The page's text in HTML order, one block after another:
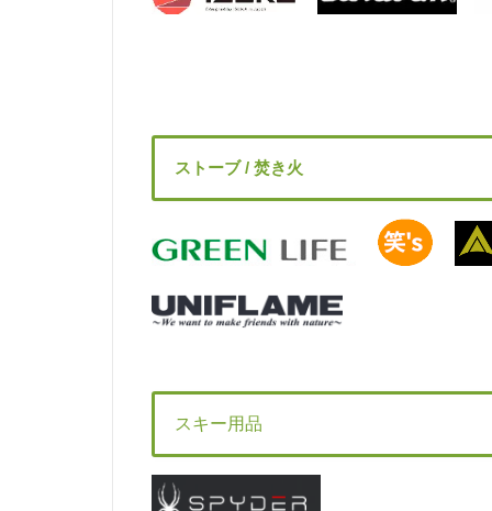
ストーブ / 焚き火
スキー用品